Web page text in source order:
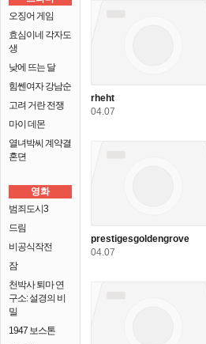
오징어 게임
효심이네 각자도
생
낮에 뜨는 달
힘쎈여자 강남순
고려 거란 전쟁
마이 데몬
열녀박씨 계약결
혼뎐
영화
범죄도시3
드림
비공식작전
잠
천박사 퇴마 연
구소: 설경의 비
밀
1947 보스톤
rheht
04.07
prestigesgoldengrove
04.07